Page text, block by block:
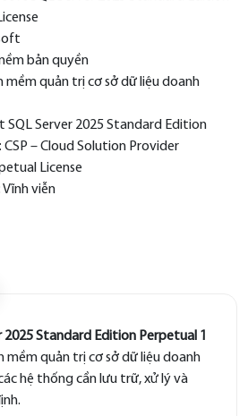
bản quyền
mềm quản trị cơ sở dữ liệu doanh
SQL Server 2025 Standard Edition
– Cloud Solution Provider
License
Vĩnh viễn
2025 Standard Edition Perpetual 1
mềm quản trị cơ sở dữ liệu doanh
hệ thống cần lưu trữ, xử lý và